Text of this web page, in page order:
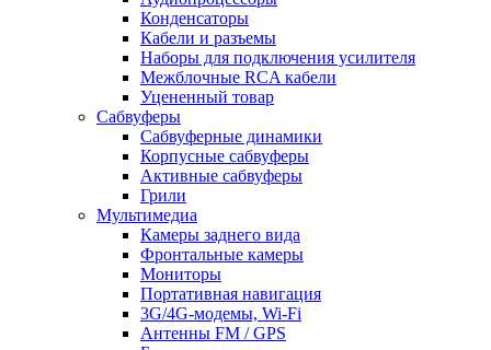
Конденсаторы
Кабели и разъемы
Наборы для подключения усилителя
Межблочные RCA кабели
Уцененный товар
Сабвуферы
Сабвуферные динамики
Корпусные сабвуферы
Активные сабвуферы
Грили
Мультимедиа
Камеры заднего вида
Фронтальные камеры
Мониторы
Портативная навигация
3G/4G-модемы, Wi-Fi
Антенны FM / GPS